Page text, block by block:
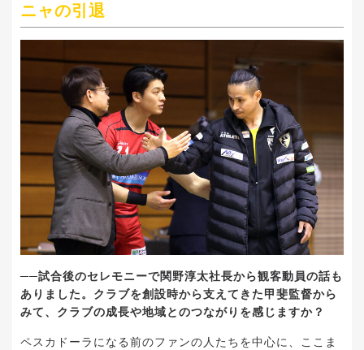
ニャの引退
──試合後のセレモニーで関野淳太社長から観客動員の話も
ありました。クラブを創設時から支えてきた甲斐監督から
みて、クラブの成長や地域とのつながりを感じますか？
ペスカドーラになる前のファンの人たちを中心に、ここま